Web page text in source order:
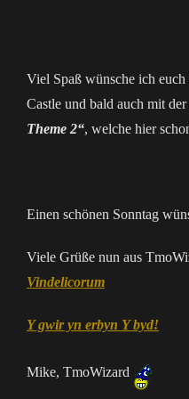
Viel Spaß wünsche ich
Castle und bald auch mit
Theme 2“, welche hier
Einen schönen Sonntag
Viele Grüße nun aus
Vindelicorum
Y gwir yn erbyn Y byd!
Mike, TmoWizard